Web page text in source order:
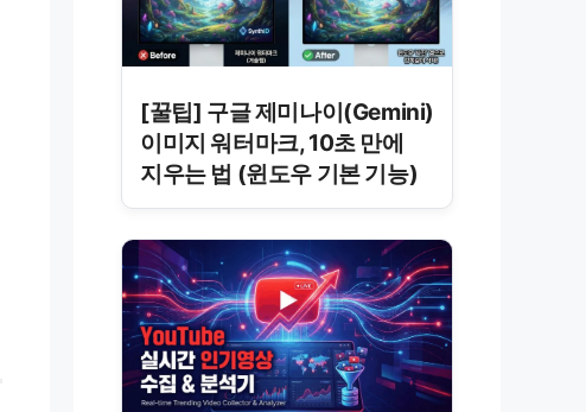
[꿀팁] 구글 제미나이(Gemini)
이미지 워터마크, 10초 만에
지우는 법 (윈도우 기본 기능)